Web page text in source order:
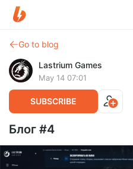
Go to blog
Lastrium Games
May 14 07:01
SUBSCRIBE
Блог #4